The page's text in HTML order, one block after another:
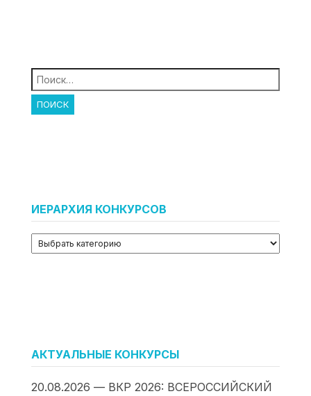
Найти:
ИЕРАРХИЯ КОНКУРСОВ
АКТУАЛЬНЫЕ КОНКУРСЫ
20.08.2026 — ВКР 2026: ВСЕРОССИЙСКИЙ